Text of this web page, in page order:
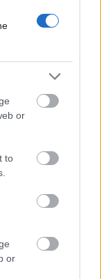
or
to
or
«η
και όχι
από τα
έχει άλλη